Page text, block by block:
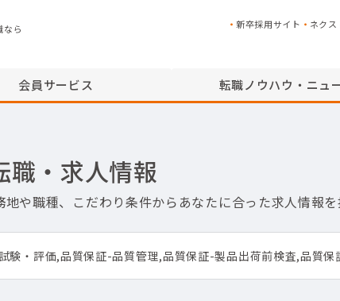
なら
新卒採用サイト ネクス
会員サービス 転職ノウハウ・ニュ
職・求人情報
や職種、こだわり条件からあなたに合った求人情報を